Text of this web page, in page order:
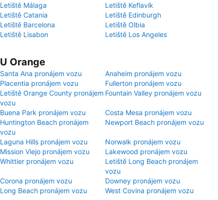
Letiště Málaga
Letiště Keflavík
Letiště Catania
Letiště Edinburgh
Letiště Barcelona
Letiště Olbia
Letiště Lisabon
Letiště Los Angeles
U Orange
Santa Ana pronájem vozu
Anaheim pronájem vozu
Placentia pronájem vozu
Fullerton pronájem vozu
Letiště Orange County pronájem
vozu
Fountain Valley pronájem vozu
Buena Park pronájem vozu
Costa Mesa pronájem vozu
Huntington Beach pronájem
vozu
Newport Beach pronájem vozu
Laguna Hills pronájem vozu
Norwalk pronájem vozu
Mission Viejo pronájem vozu
Lakewood pronájem vozu
Whittier pronájem vozu
Letiště Long Beach pronájem
vozu
Corona pronájem vozu
Downey pronájem vozu
Long Beach pronájem vozu
West Covina pronájem vozu